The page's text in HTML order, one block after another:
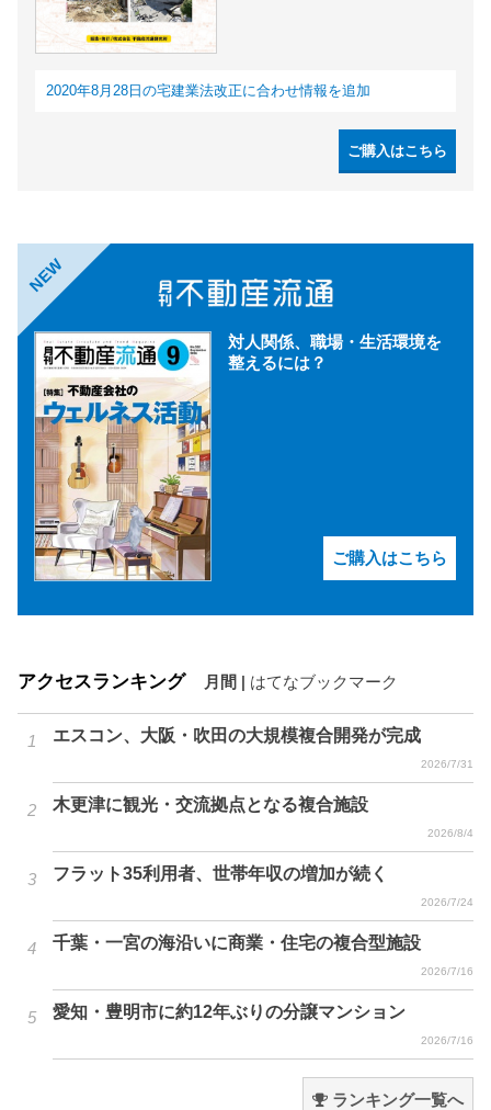
2020年8月28日の宅建業法改正に合わせ情報を追加
ご購入はこちら
NEW
対人関係、職場・生活環境を
整えるには？
ご購入はこちら
アクセスランキング 月間 はてなブックマーク
エスコン、大阪・吹田の大規模複合開発が完成
2026/7/31
木更津に観光・交流拠点となる複合施設
2026/8/4
フラット35利用者、世帯年収の増加が続く
2026/7/24
千葉・一宮の海沿いに商業・住宅の複合型施設
2026/7/16
愛知・豊明市に約12年ぶりの分譲マンション
2026/7/16
ランキング一覧へ